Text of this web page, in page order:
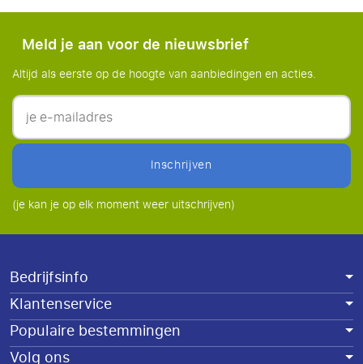
Meld je aan voor de nieuwsbrief
Altijd als eerste op de hoogte van aanbiedingen en acties.
inschrijven
(je kan je op elk moment weer uitschrijven)
Bedrijfsinfo
Klantenservice
Populaire bestemmingen
Volg ons